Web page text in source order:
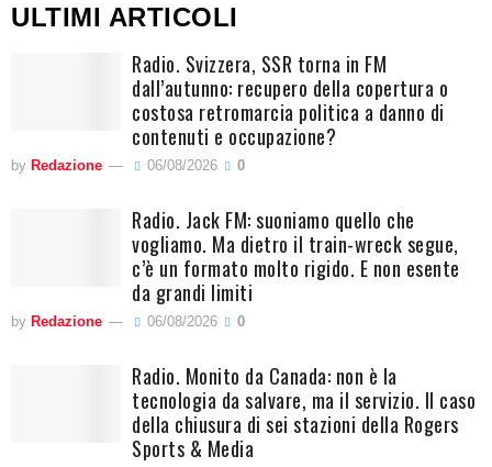
ULTIMI ARTICOLI
Radio. Svizzera, SSR torna in FM
dall’autunno: recupero della copertura o
costosa retromarcia politica a danno di
contenuti e occupazione?
by Redazione 06/08/2026 0
Radio. Jack FM: suoniamo quello che
vogliamo. Ma dietro il train-wreck segue,
c’è un formato molto rigido. E non esente
da grandi limiti
by Redazione 06/08/2026 0
Radio. Monito da Canada: non è la
tecnologia da salvare, ma il servizio. Il caso
della chiusura di sei stazioni della Rogers
Sports & Media